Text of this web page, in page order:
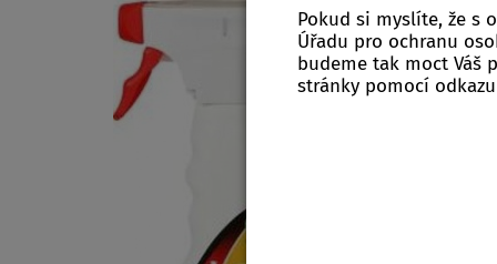
Pokud si myslíte, že s
Úřadu pro ochranu
budeme tak moct Váš
stránky pomocí odkazu